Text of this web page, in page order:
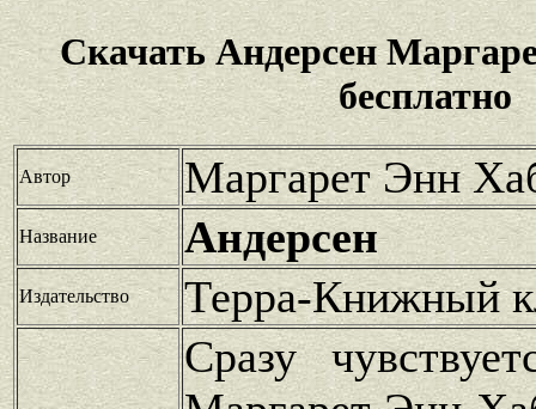
Скачать Андерсен
бесплатно
Автор Маргарет Энн
Название Андерсен
Издательство Терра-Книжный
Сразу